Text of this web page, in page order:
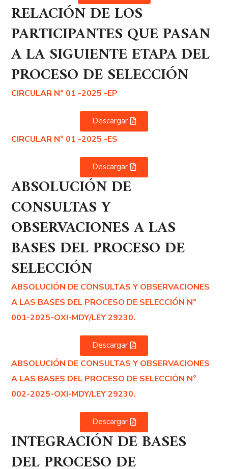
RELACIÓN DE LOS
PARTICIPANTES QUE PASAN
A LA SIGUIENTE ETAPA DEL
PROCESO DE SELECCIÓN
CIRCULAR N° 01 -2025 -EP
Descargar
CIRCULAR N° 01 -2025 -ES
Descargar
ABSOLUCIÓN DE
CONSULTAS Y
OBSERVACIONES A LAS
BASES DEL PROCESO DE
SELECCIÓN
ABSOLUCIÓN DE CONSULTAS Y OBSERVACIONES
A LAS BASES DEL PROCESO DE SELECCIÓN N°
001-2025-OXI-MDY/LEY 29230.
Descargar
ABSOLUCIÓN DE CONSULTAS Y OBSERVACIONES
A LAS BASES DEL PROCESO DE SELECCIÓN N°
002-2025-OXI-MDY/LEY 29230.
Descargar
INTEGRACIÓN DE BASES
DEL PROCESO DE